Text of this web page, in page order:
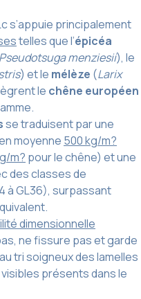
s’appuie principalement
telles que l’épicéa
Pseudotsuga menziesii), le
) et le mélèze (Larix
le chêne européen
se traduisent par une
moyenne 500 kg/m?
m? pour le chêne) et une
des classes de
à GL36), surpassant
dimensionnelle
ne fissure pas et garde
tri soigneux des lamelles
présents dans le